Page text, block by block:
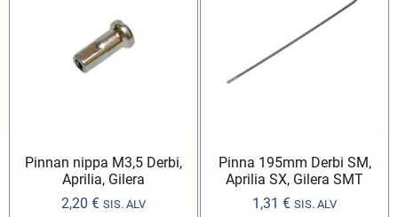
Pinnan nippa M3,5 Derbi,
Aprilia, Gilera
2,20 € SIS. ALV
Pinna 195mm Derbi SM,
Aprilia SX, Gilera SMT
1,31 € SIS. ALV